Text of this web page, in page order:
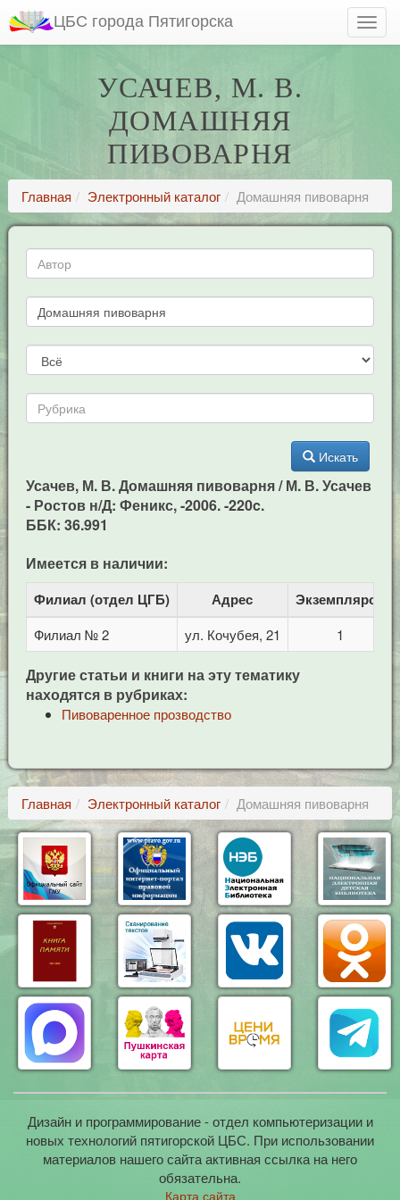
ЦБС города Пятигорска
УСАЧЕВ, М. В.
ДОМАШНЯЯ
ПИВОВАРНЯ
Главная Электронный каталог Домашняя пивоварня
Искать
Усачев, М. В. Домашняя пивоварня / М. В. Усачев
- Ростов н/Д: Феникс, -2006. -220c.
ББК: 36.991
Имеется в наличии:
Филиал (отдел ЦГБ) Адрес Экземпляров
Филиал № 2 ул. Кочубея, 21 1
Другие статьи и книги на эту тематику
находятся в рубриках:
Пивоваренное прозводство
Главная Электронный каталог Домашняя пивоварня
Дизайн и программирование - отдел компьютеризации и
новых технологий пятигорской ЦБС. При использовании
материалов нашего сайта активная ссылка на него
обязательна.
Карта сайта